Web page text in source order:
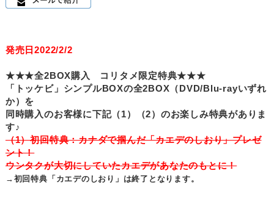
発売日2022/2/2
★★★全2BOX購入 コリタメ限定特典★★★
「トッケビ」シンプルBOXの全2BOX（DVD/Blu-rayいずれ
か）を
同時購入のお客様に下記（1）（2）のお楽しみ特典がありま
す♪
（1）初回特典：カナダで掴んだ「カエデのしおり」プレゼ
ント！
ウンタクが大切にしていたカエデがあなたのもとに！
→初回特典「カエデのしおり」は終了となります。